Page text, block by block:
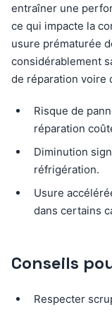
entraîner une
ce qui impacte la
usure prématurée
considérablement
de réparation voire
Risque de
réparation
Diminution
réfrigération.
Usure
dans certains
Conseils
Respecter